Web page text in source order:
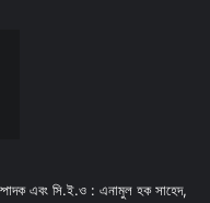
এবং সি.ই.ও : এনামুল হক সাহেদ,